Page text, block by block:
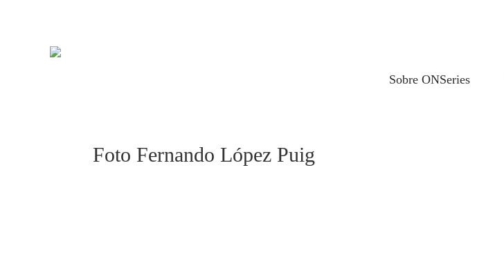
Sobre ONSeries
Foto Fernando López Puig